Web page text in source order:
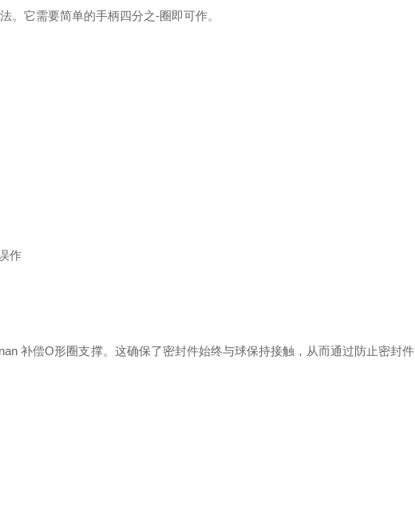
。它需要简单的手柄四分之-圈即可作。
作
补偿O形圈支撑。这确保了密封件始终与球保持接触，从而通过防止密封件